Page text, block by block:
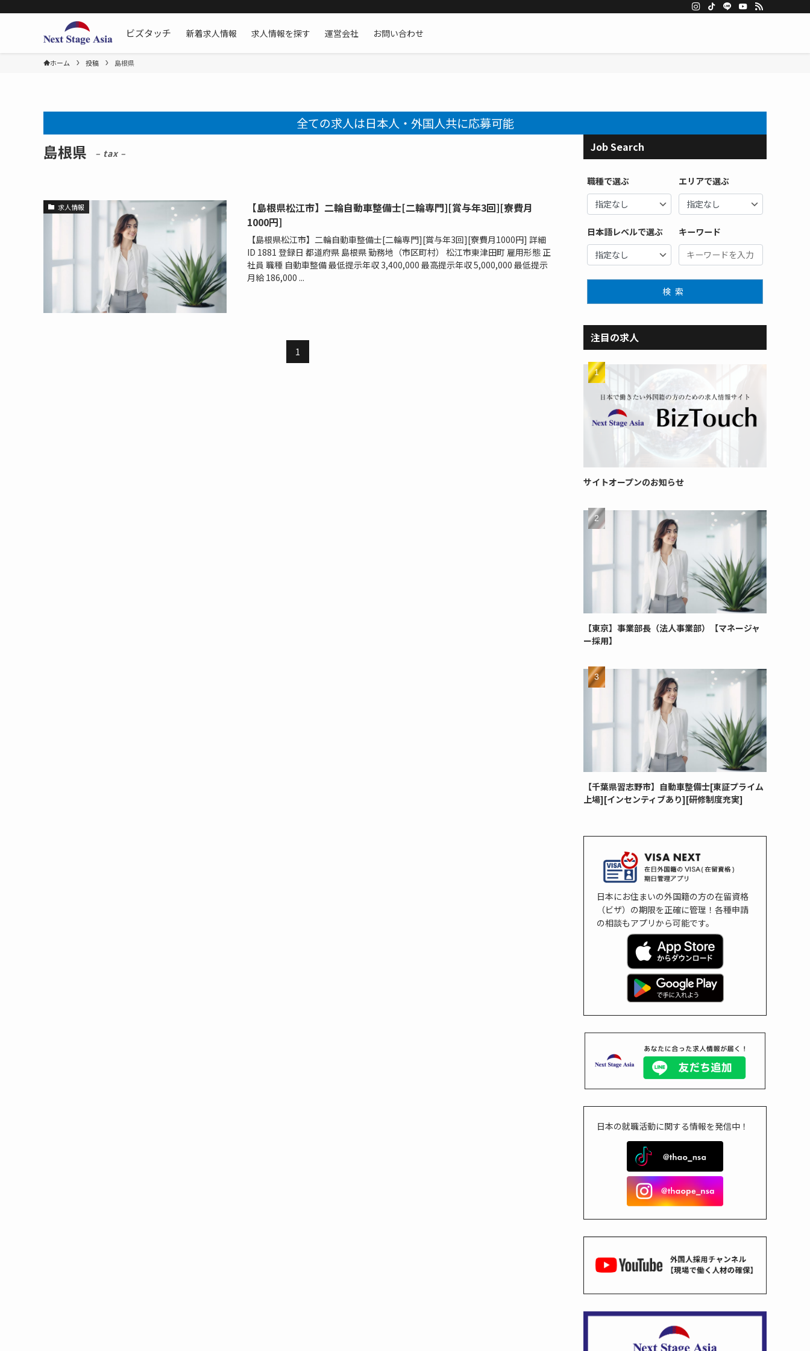
ビズタッチ
新着求人情報 求人情報を探す 運営会社 お問い合わせ
ホーム 投稿 島根県
全ての求人は日本人・外国人共に応募可能
島根県 – tax –
求人情報
【島根県松江市】二輪自動車整備士[二輪専門][賞与年3回][寮費月
1000円]
【島根県松江市】二輪自動車整備士[二輪専門][賞与年3回][寮費月1000円] 詳細
ID 1881 登録日 都道府県 島根県 勤務地（市区町村） 松江市東津田町 雇用形態 正
社員 職種 自動車整備 最低提示年収 3,400,000 最高提示年収 5,000,000 最低提示
月給 186,000 ...
1
Job Search
職種で選ぶ エリアで選ぶ
日本語レベルで選ぶ キーワード
検索
注目の求人
サイトオープンのお知らせ
【東京】事業部長（法人事業部）【マネージャ
ー採用】
【千葉県習志野市】自動車整備士[東証プライム
上場][インセンティブあり][研修制度充実]
日本にお住まいの外国籍の方の在留資格
（ビザ）の期限を正確に管理！各種申請
の相談もアプリから可能です。
日本の就職活動に関する情報を発信中！